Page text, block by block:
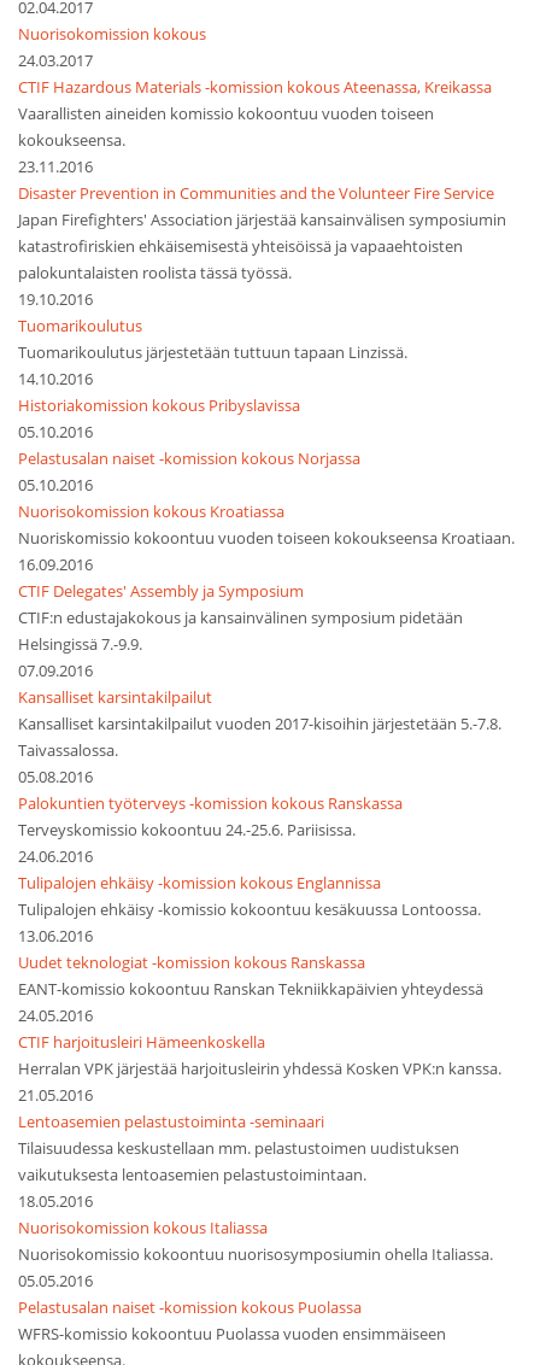
02.04.2017
Nuorisokomission kokous
24.03.2017
CTIF Hazardous Materials -komission kokous Ateenassa, Kreikassa
Vaarallisten aineiden komissio kokoontuu vuoden toiseen
kokoukseensa.
23.11.2016
Disaster Prevention in Communities and the Volunteer Fire Service
Japan Firefighters' Association järjestää kansainvälisen symposiumin
katastrofiriskien ehkäisemisestä yhteisöissä ja vapaaehtoisten
palokuntalaisten roolista tässä työssä.
19.10.2016
Tuomarikoulutus
Tuomarikoulutus järjestetään tuttuun tapaan Linzissä.
14.10.2016
Historiakomission kokous Pribyslavissa
05.10.2016
Pelastusalan naiset -komission kokous Norjassa
05.10.2016
Nuorisokomission kokous Kroatiassa
Nuoriskomissio kokoontuu vuoden toiseen kokoukseensa Kroatiaan.
16.09.2016
CTIF Delegates' Assembly ja Symposium
CTIF:n edustajakokous ja kansainvälinen symposium pidetään
Helsingissä 7.-9.9.
07.09.2016
Kansalliset karsintakilpailut
Kansalliset karsintakilpailut vuoden 2017-kisoihin järjestetään 5.-7.8.
Taivassalossa.
05.08.2016
Palokuntien työterveys -komission kokous Ranskassa
Terveyskomissio kokoontuu 24.-25.6. Pariisissa.
24.06.2016
Tulipalojen ehkäisy -komission kokous Englannissa
Tulipalojen ehkäisy -komissio kokoontuu kesäkuussa Lontoossa.
13.06.2016
Uudet teknologiat -komission kokous Ranskassa
EANT-komissio kokoontuu Ranskan Tekniikkapäivien yhteydessä
24.05.2016
CTIF harjoitusleiri Hämeenkoskella
Herralan VPK järjestää harjoitusleirin yhdessä Kosken VPK:n kanssa.
21.05.2016
Lentoasemien pelastustoiminta -seminaari
Tilaisuudessa keskustellaan mm. pelastustoimen uudistuksen
vaikutuksesta lentoasemien pelastustoimintaan.
18.05.2016
Nuorisokomission kokous Italiassa
Nuorisokomissio kokoontuu nuorisosymposiumin ohella Italiassa.
05.05.2016
Pelastusalan naiset -komission kokous Puolassa
WFRS-komissio kokoontuu Puolassa vuoden ensimmäiseen
kokoukseensa.